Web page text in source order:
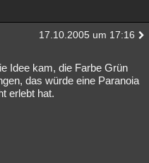
17.10.2005 um 17:16
Idee kam, die Farbe Grün
das würde eine Paranoia
erlebt hat.